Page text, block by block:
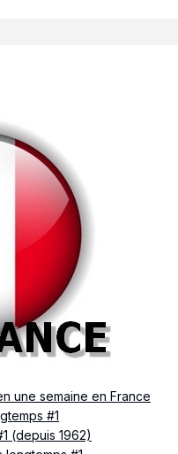
une semaine en France
#1
(depuis 1962)